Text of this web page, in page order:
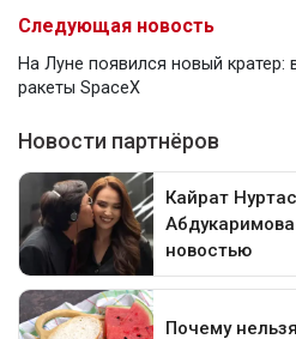
Следующая новость
На Луне появился новый кратер:
ракеты SpaceX